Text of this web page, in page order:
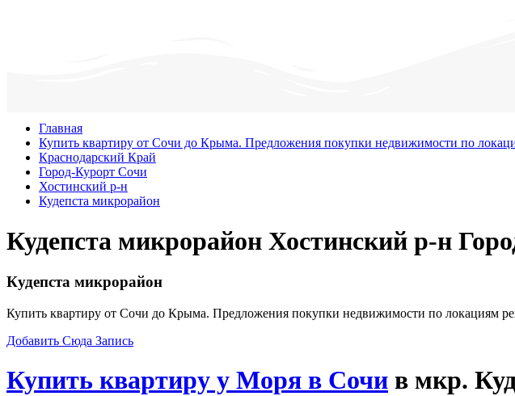
Главная
Купить квартиру от Сочи до Крыма. Предложения покупки недвижимости по
Краснодарский Край
Город-Курорт Сочи
Хостинский р-н
Кудепста микрорайон
Кудепста микрорайон Хостинский р-н
Кудепста микрорайон
Купить квартиру от Сочи до Крыма. Предложения покупки недвижимости по локациям
Добавить Сюда Запись
Купить квартиру у Моря в Сочи в мкр.